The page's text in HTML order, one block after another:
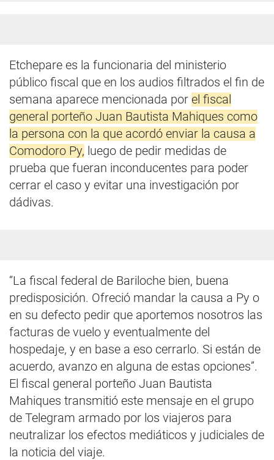
Etchepare es la funcionaria del ministerio
público fiscal que en los audios filtrados el fin de
semana aparece mencionada por el fiscal
general porteño Juan Bautista Mahiques como
la persona con la que acordó enviar la causa a
Comodoro Py, luego de pedir medidas de
prueba que fueran inconducentes para poder
cerrar el caso y evitar una investigación por
dádivas.
“La fiscal federal de Bariloche bien, buena
predisposición. Ofreció mandar la causa a Py o
en su defecto pedir que aportemos nosotros las
facturas de vuelo y eventualmente del
hospedaje, y en base a eso cerrarlo. Si están de
acuerdo, avanzo en alguna de estas opciones”.
El fiscal general porteño Juan Bautista
Mahiques transmitió este mensaje en el grupo
de Telegram armado por los viajeros para
neutralizar los efectos mediáticos y judiciales de
la noticia del viaje.